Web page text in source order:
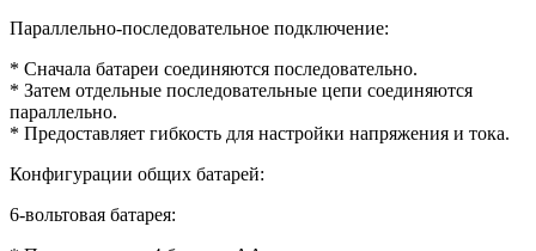
Параллельно-последовательное подключение:
* Сначала батареи соединяются последовательно.
* Затем отдельные последовательные цепи соединяются
параллельно.
* Предоставляет гибкость для настройки напряжения и тока.
Конфигурации общих батарей:
6-вольтовая батарея: